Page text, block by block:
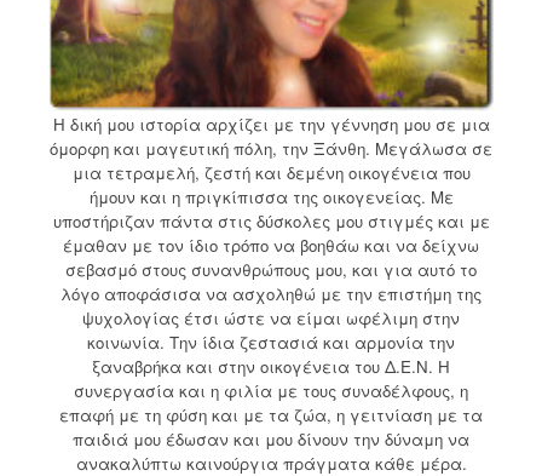
Η δική μου ιστορία αρχίζει με την γέννηση μου σε μια
όμορφη και μαγευτική πόλη, την Ξάνθη. Μεγάλωσα σε
μια τετραμελή, ζεστή και δεμένη οικογένεια που
ήμουν και η πριγκίπισσα της οικογενείας. Με
υποστήριζαν πάντα στις δύσκολες μου στιγμές και με
έμαθαν με τον ίδιο τρόπο να βοηθάω και να δείχνω
σεβασμό στους συνανθρώπους μου, και για αυτό το
λόγο αποφάσισα να ασχοληθώ με την επιστήμη της
ψυχολογίας έτσι ώστε να είμαι ωφέλιμη στην
κοινωνία. Την ίδια ζεστασιά και αρμονία την
ξαναβρήκα και στην οικογένεια του Δ.Ε.Ν. Η
συνεργασία και η φιλία με τους συναδέλφους, η
επαφή με τη φύση και με τα ζώα, η γειτνίαση με τα
παιδιά μου έδωσαν και μου δίνουν την δύναμη να
ανακαλύπτω καινούργια πράγματα κάθε μέρα.